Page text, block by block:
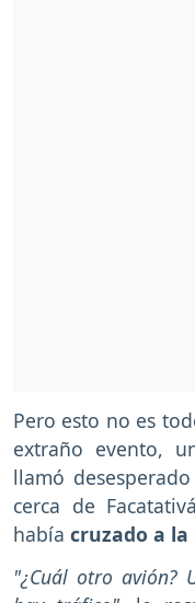
Pero esto no es
extraño evento,
llamó
cerca de
había cruzado a
"¿Cuál otro avión?